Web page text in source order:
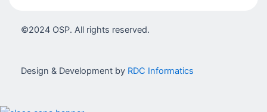
©2024 OSP. All rights reserved.
Design & Development by RDC Informatics